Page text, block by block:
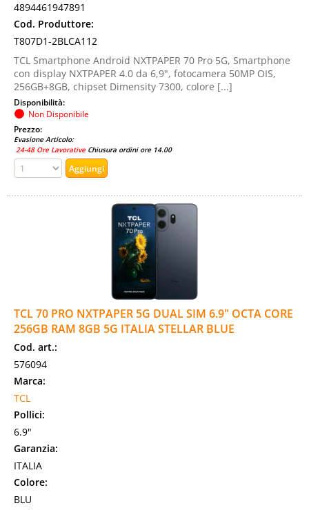
4894461947891
Cod. Produttore:
T807D1-2BLCA112
TCL Smartphone Android NXTPAPER 70 Pro 5G, Smartphone
con display NXTPAPER 4.0 da 6,9", fotocamera 50MP OIS,
256GB+8GB, chipset Dimensity 7300, colore [...]
Disponibilità:
Non Disponibile
Prezzo:
Evasione Articolo:
24-48 Ore Lavorative Chiusura ordini ore 14.00
TCL 70 PRO NXTPAPER 5G DUAL SIM 6.9" OCTA CORE
256GB RAM 8GB 5G ITALIA STELLAR BLUE
Cod. art.:
576094
Marca:
TCL
Pollici:
6.9"
Garanzia:
ITALIA
Colore:
BLU